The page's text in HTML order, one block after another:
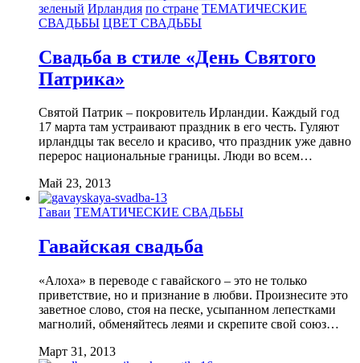
зеленый Ирландия по стране ТЕМАТИЧЕСКИЕ
СВАДЬБЫ ЦВЕТ СВАДЬБЫ
Свадьба в стиле «День Святого
Патрика»
Святой Патрик – покровитель Ирландии. Каждый год
17 марта там устраивают праздник в его честь. Гуляют
ирландцы так весело и красиво, что праздник уже давно
перерос национальные границы. Люди во всем…
Май 23, 2013
Гаваи ТЕМАТИЧЕСКИЕ СВАДЬБЫ
Гавайская свадьба
«Алоха» в переводе с гавайского – это не только
приветствие, но и признание в любви. Произнесите это
заветное слово, стоя на песке, усыпанном лепестками
магнолий, обменяйтесь леями и скрепите свой союз…
Март 31, 2013